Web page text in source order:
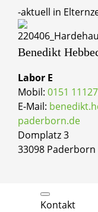
-aktuell in
Benedikt
Labor E
Mobil: 0151
E-Mail:
paderborn.de
Domplatz 3
33098 Paderborn
Kontakt